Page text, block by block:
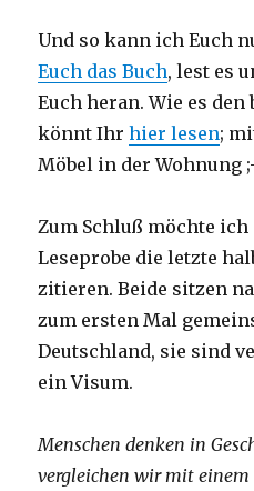
Und so kann ich Euch
Euch das Buch, lest es
Euch heran. Wie es
könnt Ihrhier lesen;
Möbel in der Wohnung
Zum Schluß möchte
Leseprobe die letzte
zitieren. Beide sitzen
zum ersten Mal
Deutschland, sie sind
ein Visum.
Menschen denken in
vergleichen wir mit einem